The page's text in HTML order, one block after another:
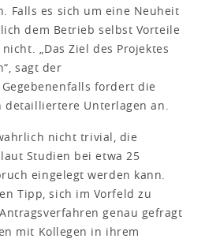
Falls es sich um eine Neuheit
dem Betrieb selbst Vorteile
„Das Ziel des Projektes
sagt der
fordert die
detailliertere Unterlagen an.
nicht trivial, die
Studien bei etwa 25
eingelegt werden kann.
Tipp, sich im Vorfeld zu
genau gefragt
mit Kollegen in ihrem